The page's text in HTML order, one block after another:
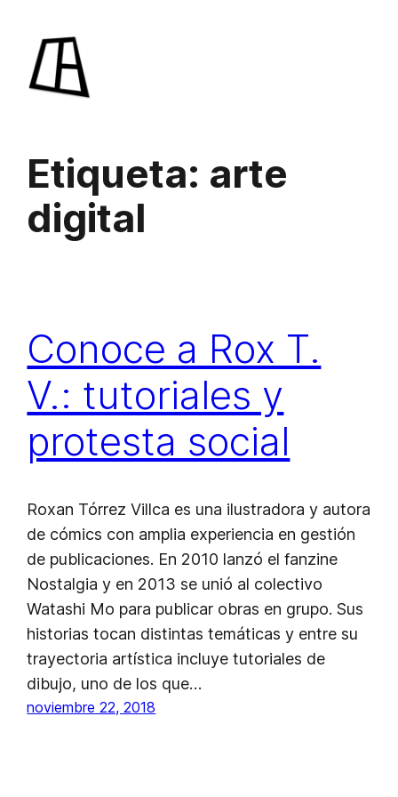
contenido
Etiqueta: arte
digital
Conoce a Rox T.
V.: tutoriales y
protesta social
Roxan Tórrez Villca es una ilustradora y autora
de cómics con amplia experiencia en gestión
de publicaciones. En 2010 lanzó el fanzine
Nostalgia y en 2013 se unió al colectivo
Watashi Mo para publicar obras en grupo. Sus
historias tocan distintas temáticas y entre su
trayectoria artística incluye tutoriales de
dibujo, uno de los que…
noviembre 22, 2018